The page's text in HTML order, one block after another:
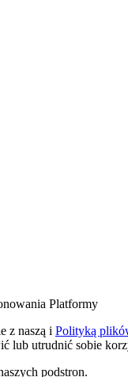
Platformy
z naszą i Polityką
lub utrudnić sobie
podstron.